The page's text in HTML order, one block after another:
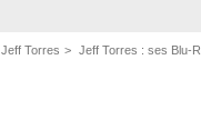
Jeff Torres Jeff Torres : ses Blu-